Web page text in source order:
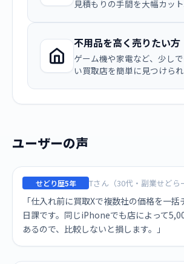
見積もりの手間を大幅カット
不用品を高く売りたい方
ゲーム機や家電など、少し
い買取店を簡単に見つけられ
ユーザーの声
せどり歴5年 Tさん（30代・副業せどら
「仕入れ前に買取Xで複数社の価格を一
日課です。同じiPhoneでも店によって
あるので、比較しないと損します。」